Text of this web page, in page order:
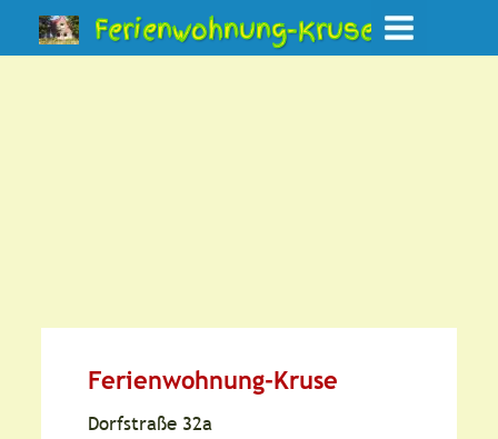
Ferienwohnung-Kruse
Dorfstraße 32a
Ferienwohnung-Kruse